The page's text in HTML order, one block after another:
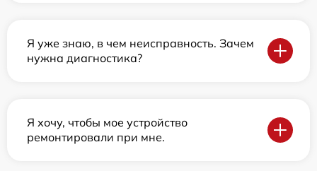
Я уже знаю, в чем неисправность. Зачем
нужна диагностика?
Я хочу, чтобы мое устройство
ремонтировали при мне.